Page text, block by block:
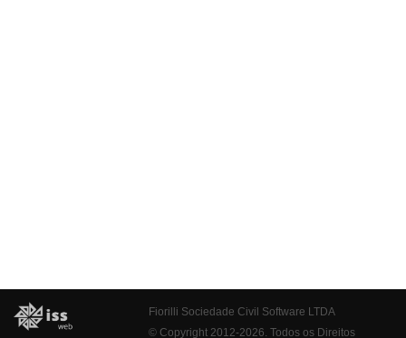
Fiorilli Sociedade Civil Software LTDA
© Copyright 2012-2026. Todos os Direitos